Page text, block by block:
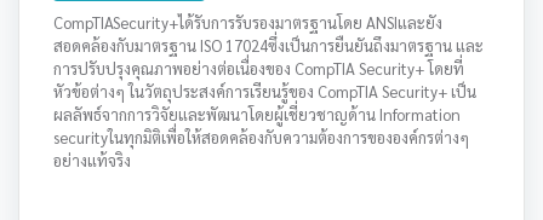
CompTIASecurity+ได้รับการรับรองมาตรฐานโดย ANSIและยัง
สอดคล้องกับมาตรฐาน ISO 17024ซึ่งเป็นการยืนยันถึงมาตรฐาน และ
การปรับปรุงคุณภาพอย่างต่อเนื่องของ CompTIA Security+ โดยที่
หัวข้อต่างๆ ในวัตถุประสงค์การเรียนรู้ของ CompTIA Security+ เป็น
ผลลัพธ์จากการวิจัยและพัฒนาโดยผู้เชี่ยวชาญด้าน Information
securityในทุกมิติเพื่อให้สอดคล้องกับความต้องการขององค์กรต่างๆ
อย่างแท้จริง